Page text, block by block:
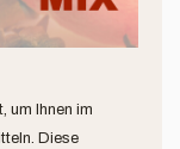
um Ihnen im
Diese